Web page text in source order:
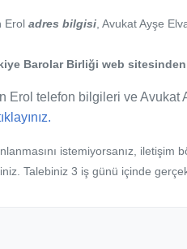
Erol adres bilgisi , Avukat Ayşe
Barolar Birliği web sitesinden
telefon bilgileri ve Avukat
istemiyorsanız, iletişim
Talebiniz 3 iş günü içinde